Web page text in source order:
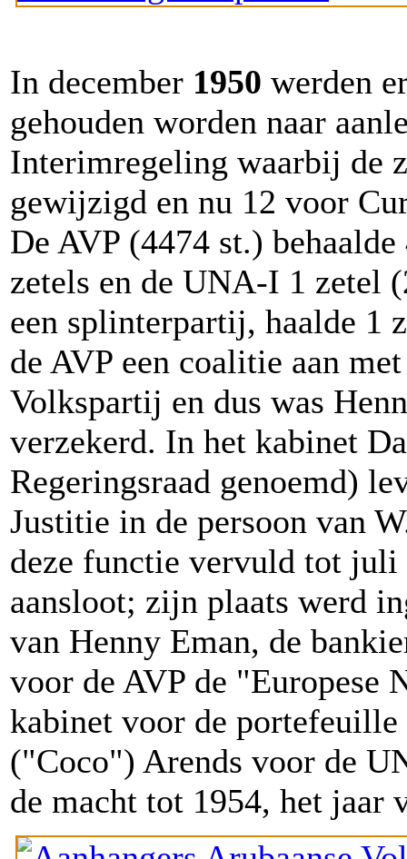
In december 1950 werden
gehouden worden naar
Interimregeling waarbij de
gewijzigd en nu 12 voor
De AVP (4474 st.)
zetels en de UNA-I 1 zetel
een splinterpartij, haalde 1
de AVP een coalitie aan
Volkspartij en dus was
verzekerd. In het kabinet
Regeringsraad genoemd)
Justitie in de persoon van
deze functie vervuld tot
aansloot; zijn plaats werd
van Henny Eman, de
voor de AVP de "Europese
kabinet voor de portefeuille
("Coco") Arends voor de
de macht tot 1954, het jaar